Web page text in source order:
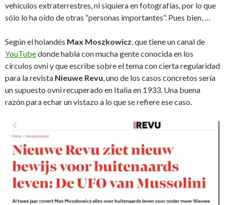
vehículos extraterrestres, ni siquiera en fotografías, por lo que
sólo lo ha oído de otras “personas importantes”. Pues bien, …
Según el holandés Max Moszkowicz, que tiene un canal de
YouTubedonde habla con mucha gente conocida en los
círculos ovni y que escribe sobre el tema con cierta regularidad
para la revista Nieuwe Revu, uno de los casos concretos sería
un supuesto ovni recuperado en Italia en 1933. Una buena
razón para echar un vistazo a lo que se refiere ese caso.